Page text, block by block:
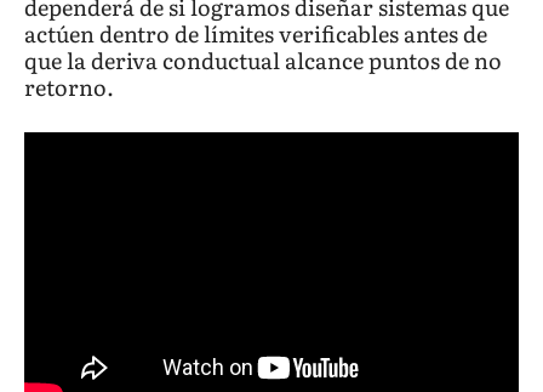
actúen dentro de límites verificables antes de
que la deriva conductual alcance puntos de no
retorno.